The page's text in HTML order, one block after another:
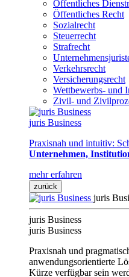
Öffentliches
Öffentliches Recht
Sozialrecht
Steuerrecht
Strafrecht
Verkehrsrecht
Versicherungsrecht
Wettbewerbs- und
Zivil- und
juris Business
Praxisnah und intuitiv:
Unternehmen,
mehr erfahren
zurück
juris
juris Business
juris Business
Praxisnah und
anwendungsorientierte
Kürze verfügbar sein